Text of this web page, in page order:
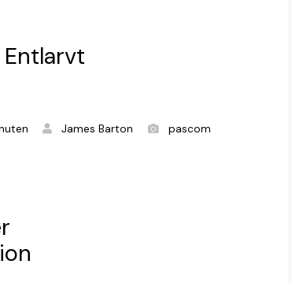
James Barton pascom